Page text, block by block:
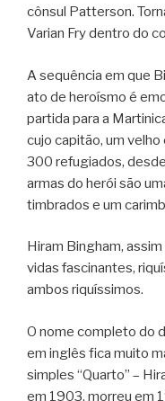
cônsul Patterson.
Varian Fry dentro do
A sequência em que
ato de heroísmo é
partida para a
cujo capitão, um
300 refugiados,
armas do herói são
timbrados e um
Hiram Bingham,
vidas fascinantes,
ambos riquíssimos.
O nome completo do
em inglês fica muito
simples “Quarto” –
em 1903, morreu em